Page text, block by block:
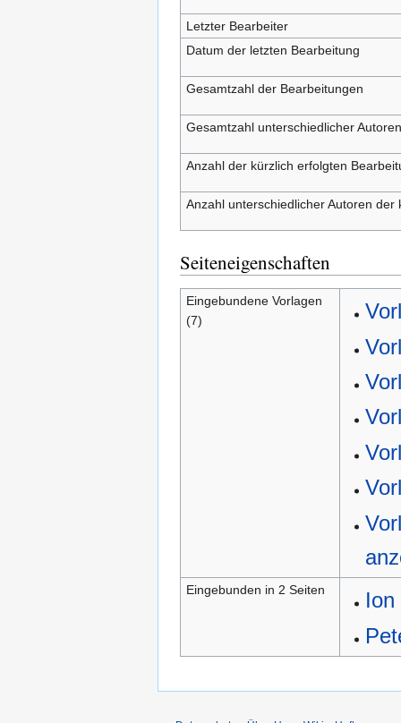
Letzter Bearbeiter
Datum der letzten Bearbeitung
Gesamtzahl der Bearbeitungen
Gesamtzahl unterschiedlicher Autoren
Anzahl der kürzlich erfolgten
Anzahl unterschiedlicher Autoren
Seiteneigenschaften
Eingebundene Vorlagen
(7)
Eingebunden in 2 Seiten
Ion